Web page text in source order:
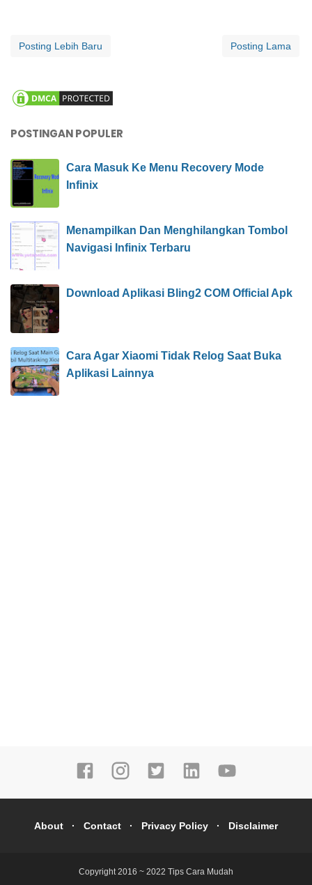
Posting Lebih Baru Posting Lama
POSTINGAN POPULER
Cara Masuk Ke Menu Recovery Mode
Infinix
Menampilkan Dan Menghilangkan Tombol
Navigasi Infinix Terbaru
Download Aplikasi Bling2 COM Official Apk
Cara Agar Xiaomi Tidak Relog Saat Buka
Aplikasi Lainnya
About Contact Privacy Policy Disclaimer
Copyright 2016 ~ 2022 Tips Cara Mudah